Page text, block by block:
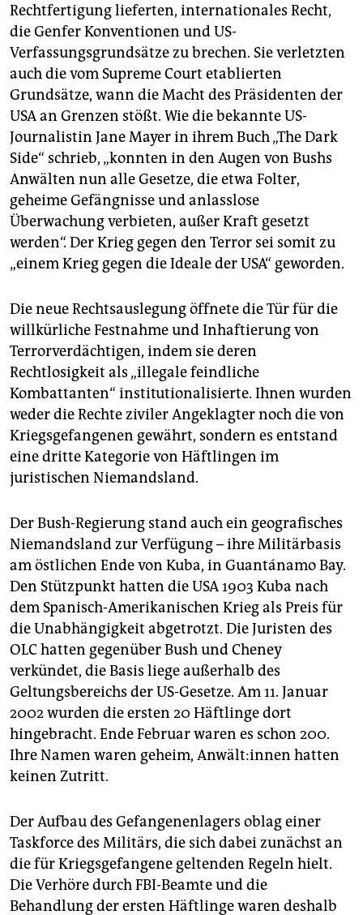
Rechtfertigung lieferten, internationales Recht,
die Genfer Konventionen und US-
Verfassungsgrundsätze zu brechen. Sie verletzten
auch die vom Supreme Court etablierten
Grundsätze, wann die Macht des Präsidenten der
USA an Grenzen stößt. Wie die bekannte US-
Journalistin Jane Mayer in ihrem Buch „The Dark
Side“ schrieb, „konnten in den Augen von Bushs
Anwälten nun alle Gesetze, die etwa Folter,
geheime Gefängnisse und anlasslose
Überwachung verbieten, außer Kraft gesetzt
werden“. Der Krieg gegen den Terror sei somit zu
„einem Krieg gegen die Ideale der USA“ geworden.
Die neue Rechtsauslegung öffnete die Tür für die
willkürliche Festnahme und Inhaftierung von
Terrorverdächtigen, indem sie deren
Rechtlosigkeit als „illegale feindliche
Kombattanten“ institutionalisierte. Ihnen wurden
weder die Rechte ziviler Angeklagter noch die von
Kriegsgefangenen gewährt, sondern es entstand
eine dritte Kategorie von Häftlingen im
juristischen Niemandsland.
Der Bush-Regierung stand auch ein geografisches
Niemandsland zur Verfügung – ihre Militärbasis
am östlichen Ende von Kuba, in Guantánamo Bay.
Den Stützpunkt hatten die USA 1903 Kuba nach
dem Spanisch-Amerikanischen Krieg als Preis für
die Unabhängigkeit abgetrotzt. Die Juristen des
OLC hatten gegenüber Bush und Cheney
verkündet, die Basis liege außerhalb des
Geltungsbereichs der US-Gesetze. Am 11. Januar
2002 wurden die ersten 20 Häftlinge dort
hingebracht. Ende Februar waren es schon 200.
Ihre Namen waren geheim, An­wäl­t:in­nen hatten
keinen Zutritt.
Der Aufbau des Gefangenenlagers oblag einer
Taskforce des Militärs, die sich dabei zunächst an
die für Kriegsgefangene geltenden Regeln hielt.
Die Verhöre durch FBI-Beamte und die
Behandlung der ersten Häftlinge waren deshalb